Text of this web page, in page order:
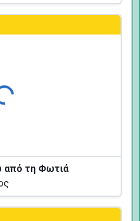
από τη Φωτιά